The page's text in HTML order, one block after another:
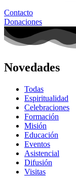
Contacto
Donaciones
Novedades
Todas
Espiritualidad
Celebraciones
Formación
Misión
Educación
Eventos
Asistencial
Difusión
Visitas